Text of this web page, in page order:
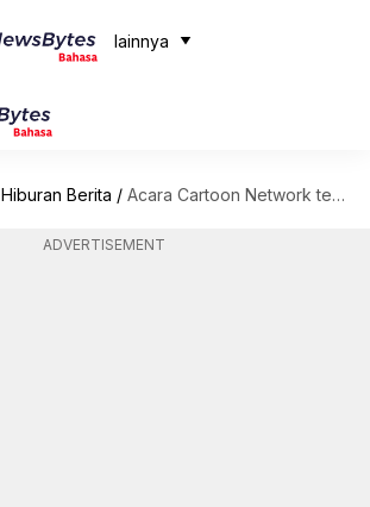
lainnya
Hiburan Berita / Acara Cartoon Network terbaik Yang Layak Ditonton di Kanal OTT
ADVERTISEMENT